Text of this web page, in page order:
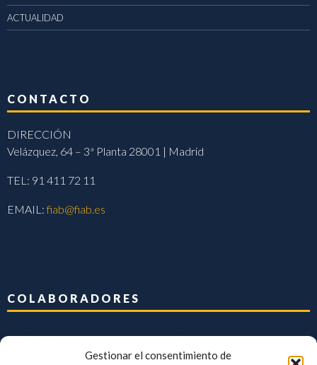
Gestionar el consentimiento de
ACTUALIDAD
CONTACTO
DIRECCIÓN
Velázquez, 64 – 3ª Planta 28001 | Madrid
TEL: 91 411 72 11
EMAIL:fiab@fiab.es
COLABORADORES